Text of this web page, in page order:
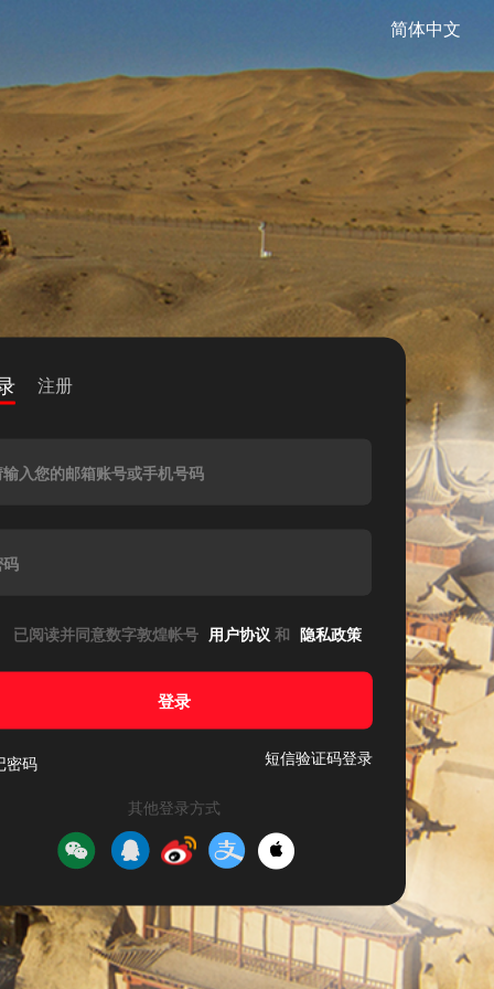
简体中文
注册
入您的邮箱账号或手机号码
已阅读并同意数字敦煌帐号 用户协议 和 隐私政策
登录
密码 短信验证码登录
其他登录方式